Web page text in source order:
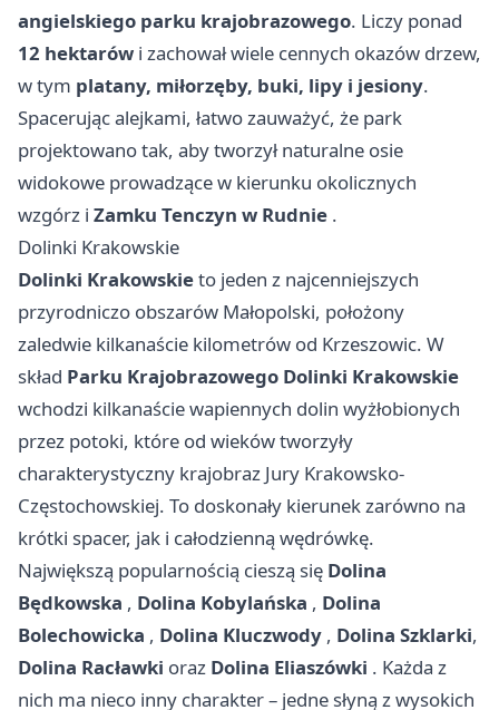
angielskiego parku krajobrazowego. Liczy ponad
12 hektarów i zachował wiele cennych okazów drzew,
w tym platany, miłorzęby, buki, lipy i jesiony.
Spacerując alejkami, łatwo zauważyć, że park
projektowano tak, aby tworzył naturalne osie
widokowe prowadzące w kierunku okolicznych
wzgórz i Zamku Tenczyn w Rudnie .
Dolinki Krakowskie
Dolinki Krakowskieto jeden z najcenniejszych
przyrodniczo obszarów Małopolski, położony
zaledwie kilkanaście kilometrów od Krzeszowic. W
skład Parku Krajobrazowego Dolinki Krakowskie
wchodzi kilkanaście wapiennych dolin wyżłobionych
przez potoki, które od wieków tworzyły
charakterystyczny krajobraz Jury Krakowsko-
Częstochowskiej. To doskonały kierunek zarówno na
krótki spacer, jak i całodzienną wędrówkę.
Największą popularnością cieszą się Dolina
Będkowska , Dolina Kobylańska , Dolina
Bolechowicka , Dolina Kluczwody , Dolina Szklarki,
Dolina Racławki oraz Dolina Eliaszówki . Każda z
nich ma nieco inny charakter – jedne słyną z wysokich